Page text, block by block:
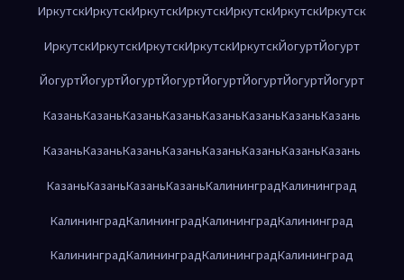
ИркутскИркутскИркутскИркутскИркутскИркутскИркутск
ИркутскИркутскИркутскИркутскИркутскЙогуртЙогурт
ЙогуртЙогуртЙогуртЙогуртЙогуртЙогуртЙогуртЙогурт
КазаньКазаньКазаньКазаньКазаньКазаньКазаньКазань
КазаньКазаньКазаньКазаньКазаньКазаньКазаньКазань
КазаньКазаньКазаньКазаньКалининградКалининград
КалининградКалининградКалининградКалининград
КалининградКалининградКалининградКалининград